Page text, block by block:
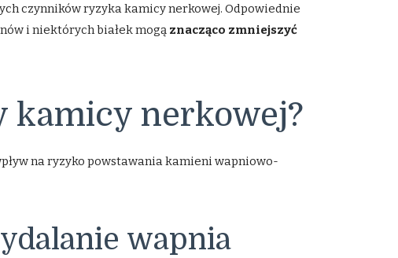
czynników ryzyka kamicy nerkowej. Odpowiednie
i niektórych białek mogą znacząco zmniejszyć
kamicy nerkowej?
na ryzyko powstawania kamieni wapniowo-
wapnia